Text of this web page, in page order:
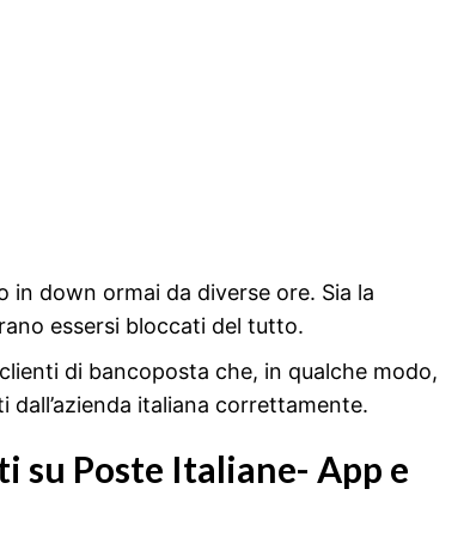
in down ormai da diverse ore. Sia la
essersi bloccati del tutto.
di bancoposta che, in qualche modo,
dall’azienda italiana correttamente.
Poste Italiane- App e